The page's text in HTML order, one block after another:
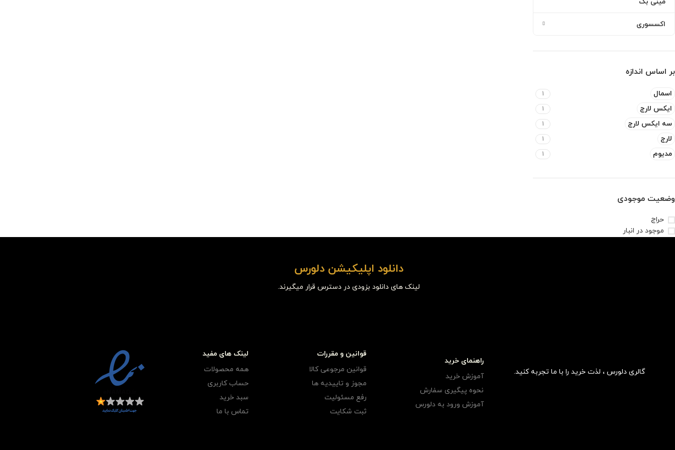
اکسسوری
بر اساس اندازه
اسمال 1
ایکس لارج 1
سه ایکس لارج 1
لارج 1
مدیوم 1
وضعیت موجودی
حراج
موجود در انبار
دانلود اپلیکیشن دلورس
لینک های دانلود بزودی در دسترس قرار میگیرند.
گالری دلورس ، لذت خرید را با ما تجربه کنید.
راهنمای خرید
آموزش خرید
نحوه پیگیری سفارش
آموزش ورود به دلورس
قوانین و مقررات
قوانین مرجوعی کالا
مجوز و تاییدیه ها
رفع مسئولیت
ثبت شکایت
لینک های مفید
همه محصولات
حساب کاربری
سبد خرید
تماس با ما